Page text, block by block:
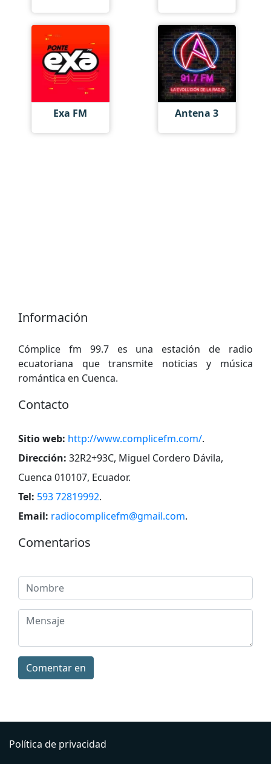
Exa FM Antena 3
Información
Cómplice fm 99.7 es una estación de radio
ecuatoriana que transmite noticias y música
romántica en Cuenca.
Contacto
Sitio web: http://www.complicefm.com/.
Dirección: 32R2+93C, Miguel Cordero Dávila,
Cuenca 010107, Ecuador.
Tel: 593 72819992.
Email: radiocomplicefm@gmail.com.
Comentarios
Comentar en
Política de privacidad